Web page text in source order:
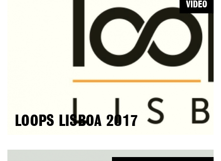
LOOPS LISBOA 2017
VÍDEO